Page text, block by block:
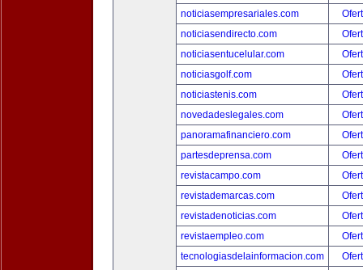
noticiasempresariales.com
noticiasendirecto.com
noticiasentucelular.com
noticiasgolf.com
noticiastenis.com
novedadeslegales.com
panoramafinanciero.com
partesdeprensa.com
revistacampo.com
revistademarcas.com
revistadenoticias.com
revistaempleo.com
tecnologiasdelainformacion.com